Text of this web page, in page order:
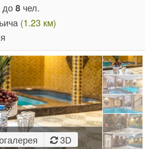
до8 чел.
(1.23 км)
3D